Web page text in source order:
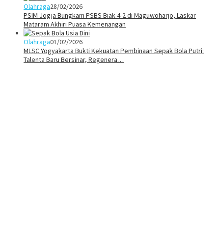
Olahraga28/02/2026
PSIM Jogja Bungkam PSBS Biak 4-2 di Maguwoharjo, Laskar
Mataram Akhiri Puasa Kemenangan
Olahraga01/02/2026
MLSC Yogyakarta Bukti Kekuatan Pembinaan Sepak Bola Putri:
Talenta Baru Bersinar, Regenera…